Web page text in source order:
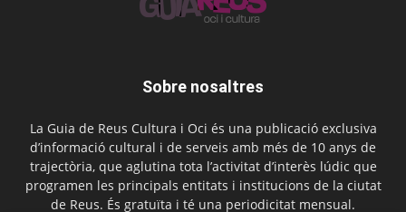
Sobre nosaltres
La Guia de Reus Cultura i Oci és una publicació exclusiva
d’informació cultural i de serveis amb més de 10 anys de
trajectòria, que aglutina tota l’activitat d’interès lúdic que
programen les principals entitats i institucions de la ciutat
de Reus. És gratuïta i té una periodicitat mensual.